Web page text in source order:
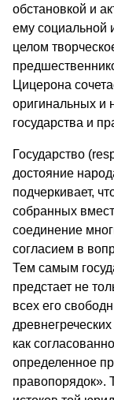
обстановкой и
ему социальной
целом
Цицерона
оригинальных и
государства и
Государство
достояние
подчеркивает,
собранных
соединение
согласием в
Тем самым
предстает не
всех его
как
определенное
правопорядок».